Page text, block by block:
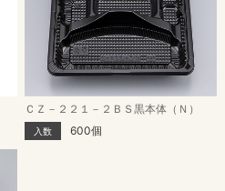
ＣＺ－２２１－２ＢＳ黒本体（Ｎ）
入数 600個